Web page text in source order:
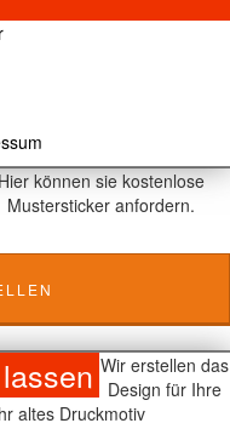
können sie kostenlose
Mustersticker anfordern.
Wir erstellen das
Design für Ihre
altes Druckmotiv